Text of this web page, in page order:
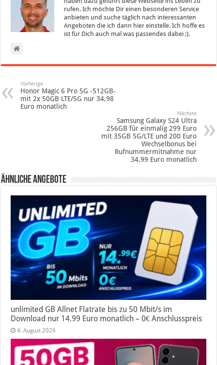
rufen. Ich möchte Dir einen besonderen Service
anbieten und suche täglich nach interessanten
Angeboten die ich dann hier einstelle. Ich hoffe es
ist für Dich auch mal was passendes dabei ;).
Vorherige
Honor Magic 6 Pro 5G -512GB-
mit 2x 50GB LTE/5G nur 34,98
Euro monatlich
Nächste
Samsung Galaxy S24 Ultra
256GB für einmalig 299 Euro
mit 35GB 5G/LTE und 200 Euro
Wechselbonus bei
Rufnummermitnahme nur
34,99 Euro monatlich
Ähnliche Angebote
unlimited GB Allnet Flatrate bis zu 50 Mbit/s im
Download nur 14.99 Euro monatlich – 0€ Anschlusspreis
4. August 2026